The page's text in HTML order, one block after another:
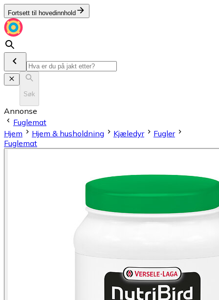
Fortsett til hovedinnhold
Søk
Annonse
Fuglemat
Hjem
Hjem & husholdning Kjæledyr
Fugler
Fuglemat